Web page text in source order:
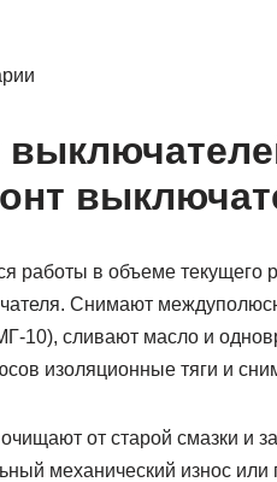
работы в объеме текущего
Снимают
сливают масло и
изоляционные тяги и
от старой смазки и
механический износ